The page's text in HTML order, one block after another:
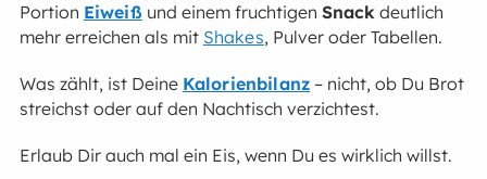
Portion Eiweiß und einem fruchtigen Snackdeutlich
mehr erreichen als mit Shakes, Pulver oder Tabellen.
Was zählt, ist Deine Kalorienbilanz – nicht, ob Du Brot
streichst oder auf den Nachtisch verzichtest.
Erlaub Dir auch mal ein Eis, wenn Du es wirklich willst.